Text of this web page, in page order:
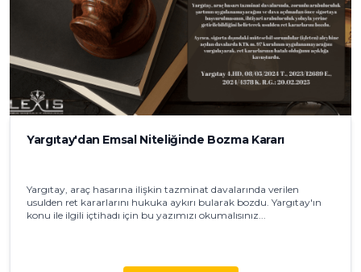
Yargıtay'dan Emsal Niteliğinde Bozma Kararı
Yargıtay, araç hasarına ilişkin tazminat davalarında verilen
usulden ret kararlarını hukuka aykırı bularak bozdu. Yargıtay'ın
konu ile ilgili içtihadı için bu yazımızı okumalısınız...